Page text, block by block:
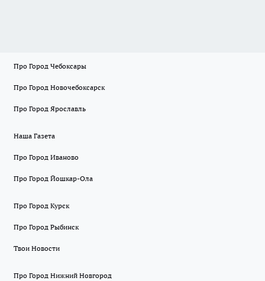
Про Город Чебоксары
Про Город Новочебоксарск
Про Город Ярославль
Наша Газета
Про Город Иваново
Про Город Йошкар-Ола
Про Город Курск
Про Город Рыбинск
Твои Новости
Про Город Нижний Новгород